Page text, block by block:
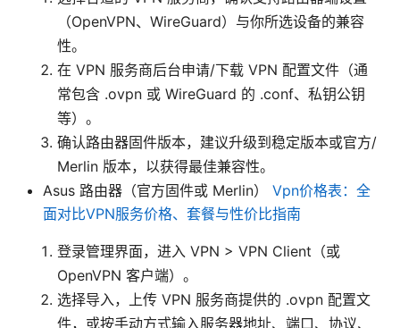
（OpenVPN、WireGuard）与你所选设备的兼容
性。
在 VPN 服务商后台申请/下载 VPN 配置文件（通
常包含 .ovpn 或 WireGuard 的 .conf、私钥公钥
等）。
确认路由器固件版本，建议升级到稳定版本或官方/
Merlin 版本，以获得最佳兼容性。
Asus 路由器（官方固件或 Merlin） Vpn价格表：全
面对比VPN服务价格、套餐与性价比指南
登录管理界面，进入 VPN > VPN Client（或
OpenVPN 客户端）。
选择导入，上传 VPN 服务商提供的 .ovpn 配置文
件，或按手动方式输入服务器地址、端口、协议、